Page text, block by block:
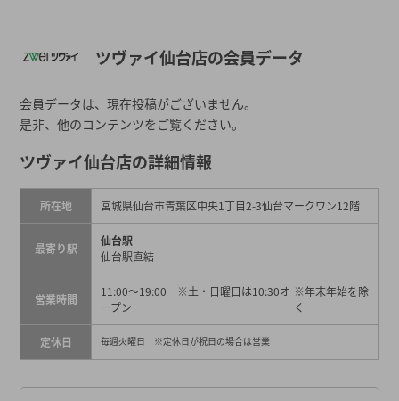
ツヴァイ仙台店の会員データ
会員データは、現在投稿がございません。
是非、他のコンテンツをご覧ください。
ツヴァイ仙台店の詳細情報
所在地 宮城県仙台市青葉区中央1丁目2-3仙台マークワン12階
最寄り駅
仙台駅
仙台駅直結
営業時間
11:00〜19:00 ※土・日曜日は10:30オ
ープン
※年末年始を除
く
定休日 毎週火曜日 ※定休日が祝日の場合は営業